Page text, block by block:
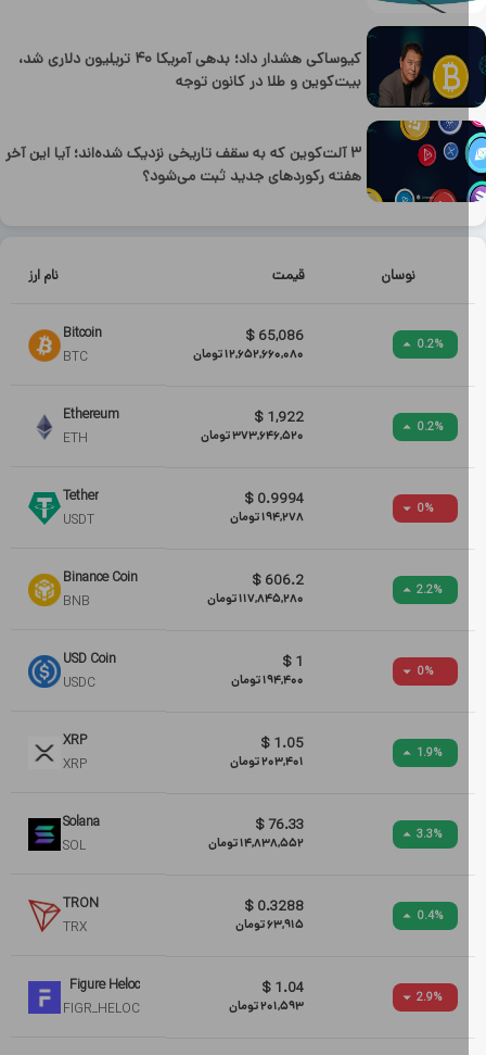
کیوساکی هشدار داد؛ بدهی آمریکا ۴۰ تریلیون دلاری شد،
بیت‌کوین و طلا در کانون توجه
۳ آلت‌کوین که به سقف تاریخی نزدیک شده‌اند؛ آیا این آخر
هفته رکوردهای جدید ثبت می‌شود؟
نوسان قیمت نام ارز
0.2
65,086
$
12,652,660,080تومان
Bitcoin
BTC
0.2
1,922
$
373,646,520تومان
Ethereum
ETH
0.9994
$
194,278تومان
Tether
USDT
2.2
606.2
$
117,845,280تومان
Binance Coin
BNB
$
194,400تومان
USD Coin
USDC
1.9
1.05
$
203,401تومان
XRP
XRP
3.3
76.33
$
14,838,552تومان
Solana
SOL
0.4
0.3288
$
63,915تومان
TRON
TRX
2.9
1.04
$
201,593تومان
Figure Heloc
FIGR_HELOC